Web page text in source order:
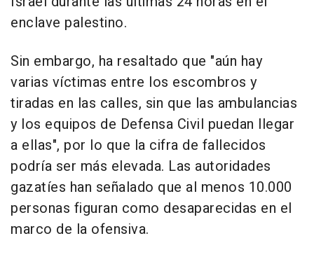
enclave palestino.
Sin embargo, ha resaltado que "aún hay
varias víctimas entre los escombros y
tiradas en las calles, sin que las ambulancias
y los equipos de Defensa Civil puedan llegar
a ellas", por lo que la cifra de fallecidos
podría ser más elevada. Las autoridades
gazatíes han señalado que al menos 10.000
personas figuran como desaparecidas en el
marco de la ofensiva.